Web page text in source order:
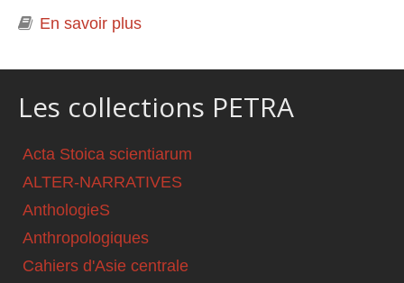
En savoir plus
Les collections PETRA
Acta Stoica scientiarum
ALTER-NARRATIVES
AnthologieS
Anthropologiques
Cahiers d'Asie centrale